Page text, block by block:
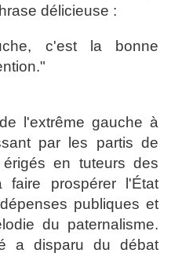
délicieuse :
c'est la bonne
l'extrême gauche à
par les partis de
en tuteurs des
faire prospérer l'État
publiques et
du paternalisme.
a disparu du débat